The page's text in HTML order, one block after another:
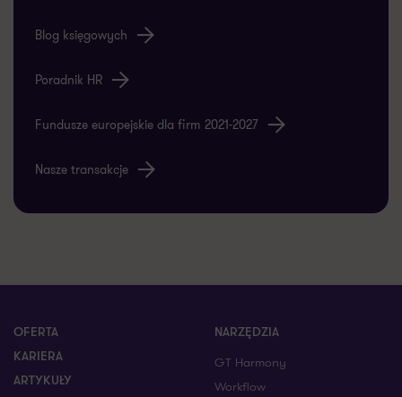
Blog księgowych
Poradnik HR
Fundusze europejskie dla firm 2021-2027
Nasze transakcje
OFERTA
KARIERA
ARTYKUŁY
NARZĘDZIA
GT Harmony
Workflow